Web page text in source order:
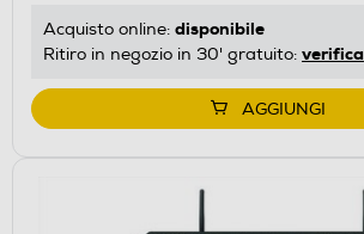
Acquisto online: disponibile
Ritiro in negozio in 30' gratuito: verifica
AGGIUNGI